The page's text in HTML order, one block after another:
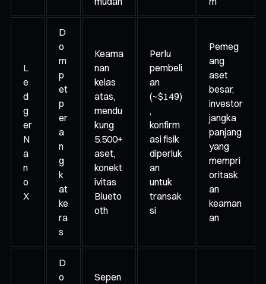
L
e
d
g
er
N
a
n
o
X
D
o
m
p
et
p
er
a
n
g
k
at
ke
ra
s
Keama
nan
kelas
atas,
mendu
kung
5.500+
aset,
konekt
ivitas
Blueto
oth
Perlu
pembeli
an
(~$149)
,
konfirm
asi fisik
diperluk
an
untuk
transak
si
Pemeg
ang
aset
besar,
investor
jangka
panjang
yang
mempri
oritask
an
keaman
an
D
o
Sepen